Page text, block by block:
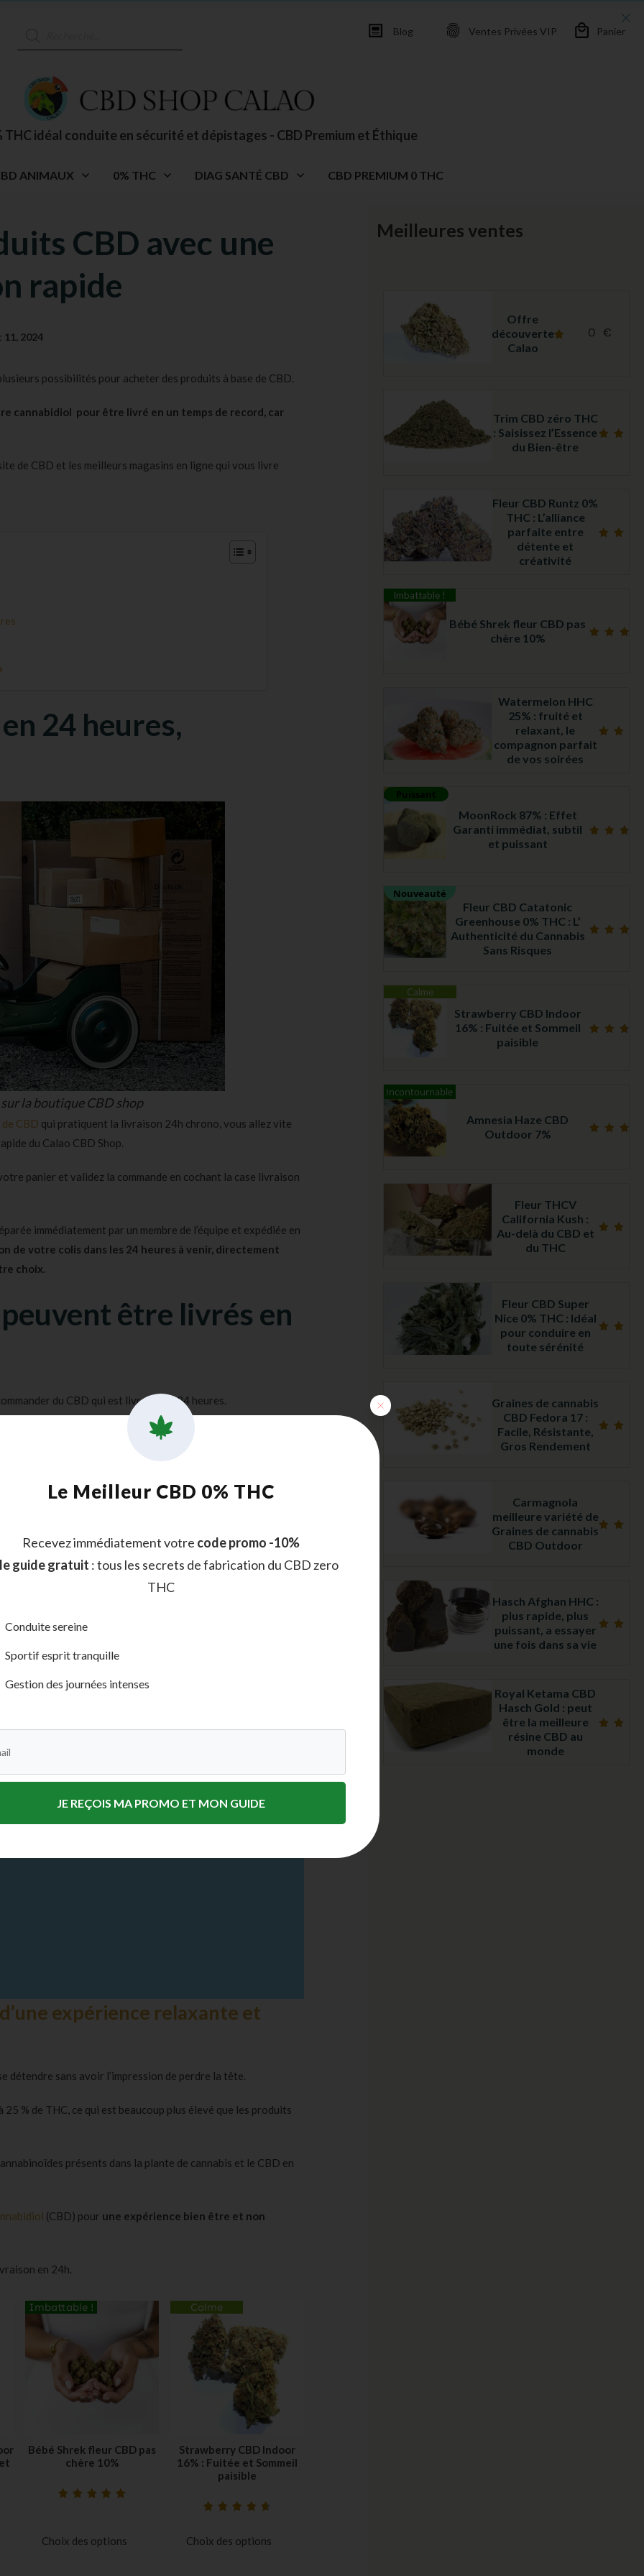
produits
Blog Ventes Privées VIP Panier
THC idéal conduite en sécurité et dépistages - CBD Premium et Éthique
ANIMAUX 0% THC DIAG SANTÉ CBD CBD PREMIUM 0 THC
CBD avec une
rapide
2024
possibilités pour acheter des produits à base de CBD.
cannabidiol pour être livré en un temps de record, car
de CBD et les meilleurs magasins en ligne qui vous livre
24 heures,
la boutique CBD shop
CBD qui pratiquent la livraison 24h chrono, vous allez vite
du Calao CBD Shop.
panier et validez la commande en cochant la case livraison
immédiatement par un membre de l’équipe et expédiée en
de votre colis dans les 24 heures à venir, directement
choix.
être livrés en
du CBD qui est livrable en 24 heures.
:
!
GRATUIT de notre
supérieure.
limitée !
maintenant :
expérience relaxante et
détendre sans avoir l’impression de perdre la tête.
% de THC, ce qui est beaucoup plus élevé que les produits
présents dans la plante de cannabis et le CBD en
(CBD) pour une expérience bien être et non
en 24h.
Imbattable !
Bébé Shrek fleur CBD pas
chère 10%
notations
Choix des options
Calme
Strawberry CBD Indoor
16% : Fuitée et Sommeil
paisible
notations
Choix des options
Meilleures ventes
Offre
découverte
Calao
0 €
Trim CBD zéro THC
: Saisissez l’Essence
du Bien-être
Fleur CBD Runtz 0%
THC : L’alliance
parfaite entre
détente et
créativité
Imbattable !
Bébé Shrek fleur CBD pas
chère 10%
Watermelon HHC
25% : fruité et
relaxant, le
compagnon parfait
de vos soirées
Puissant
MoonRock 87% : Effet
Garanti immédiat, subtil
et puissant
Nouveauté
Fleur CBD Catatonic
Greenhouse 0% THC : L’
Authenticité du Cannabis
Sans Risques
Calme
Strawberry CBD Indoor
16% : Fuitée et Sommeil
paisible
Incontournable
Amnesia Haze CBD
Outdoor 7%
Fleur THCV
California Kush :
Au-delà du CBD et
du THC
Fleur CBD Super
Nice 0% THC : Idéal
pour conduire en
toute sérénité
Graines de cannabis
CBD Fedora 17 :
Facile, Résistante,
Gros Rendement
Carmagnola
meilleure variété de
Graines de cannabis
CBD Outdoor
Hasch Afghan HHC :
plus rapide, plus
puissant, a essayer
une fois dans sa vie
Royal Ketama CBD
Hasch Gold : peut
être la meilleure
résine CBD au
monde
Le Meilleur CBD 0% THC
Recevez immédiatement votre code promo -10%
guide gratuit : tous les secrets de fabrication du CBD zero
THC
Conduite sereine
Sportif esprit tranquille
Gestion des journées intenses
JE REÇOIS MA PROMO ET MON GUIDE